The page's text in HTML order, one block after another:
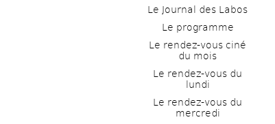
Le Journal des Labos
Le programme
Le rendez-vous ciné
du mois
Le rendez-vous du
lundi
Le rendez-vous du
mercredi